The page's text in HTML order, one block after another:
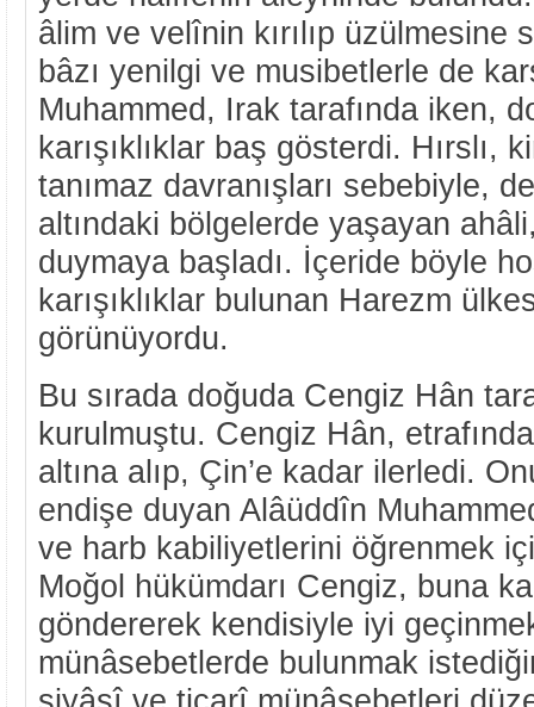
âlim ve velînin kırılıp üzülmesine
bâzı yenilgi ve musibetlerle de
Muhammed, Irak tarafında iken,
karışıklıklar baş gösterdi. Hırslı,
tanımaz davranışları sebebiyle,
altındaki bölgelerde yaşayan
duymaya başladı. İçeride böyle
karışıklıklar bulunan Harezm
görünüyordu.
Bu sırada doğuda Cengiz Hân
kurulmuştu. Cengiz Hân,
altına alıp, Çin’e kadar ilerledi.
endişe duyan Alâüddîn
ve harb kabiliyetlerini öğrenmek
Moğol hükümdarı Cengiz, buna
göndererek kendisiyle iyi
münâsebetlerde bulunmak